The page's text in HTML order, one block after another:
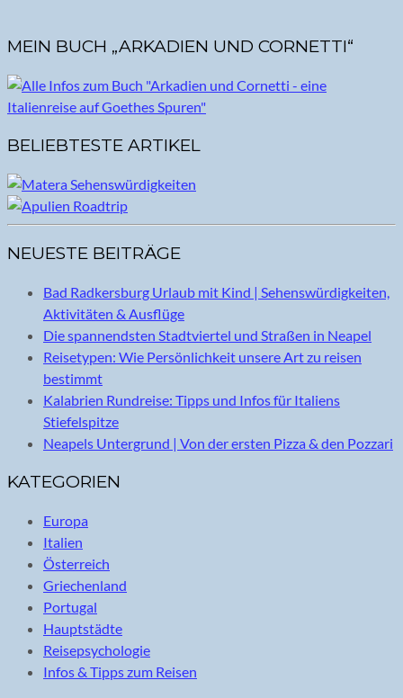
MEIN BUCH „ARKADIEN UND CORNETTI“
BELIEBTESTE ARTIKEL
NEUESTE BEITRÄGE
Bad Radkersburg Urlaub mit Kind | Sehenswürdigkeiten,
Aktivitäten & Ausflüge
Die spannendsten Stadtviertel und Straßen in Neapel
Reisetypen: Wie Persönlichkeit unsere Art zu reisen
bestimmt
Kalabrien Rundreise: Tipps und Infos für Italiens
Stiefelspitze
Neapels Untergrund | Von der ersten Pizza & den Pozzari
KATEGORIEN
Europa
Italien
Österreich
Griechenland
Portugal
Hauptstädte
Reisepsychologie
Infos & Tipps zum Reisen